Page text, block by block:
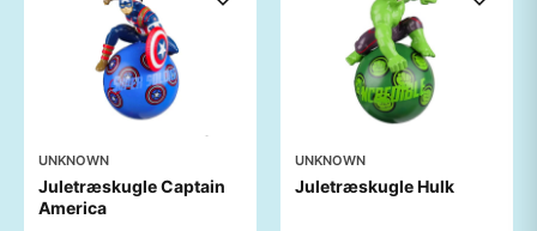
UNKNOWN
Juletræskugle Captain
America
UNKNOWN
Juletræskugle Hulk